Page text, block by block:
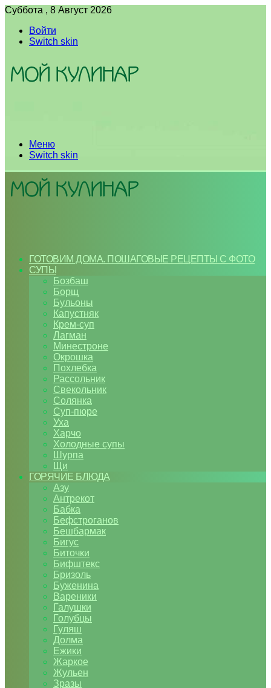
Суббота , 8 Август 2026
Войти
Switch skin
Меню
Switch skin
ГОТОВИМ ДОМА. ПОШАГОВЫЕ РЕЦЕПТЫ С ФОТО
СУПЫ
Бозбаш
Борщ
Бульоны
Капустняк
Крем-суп
Лагман
Минестроне
Окрошка
Похлебка
Рассольник
Свекольник
Солянка
Суп-пюре
Уха
Харчо
Холодные супы
Шурпа
Щи
ГОРЯЧИЕ БЛЮДА
Азу
Антрекот
Бабка
Бефстроганов
Бешбармак
Бигус
Биточки
Бифштекс
Бризоль
Буженина
Вареники
Галушки
Голубцы
Гуляш
Долма
Ежики
Жаркое
Жульен
Зразы